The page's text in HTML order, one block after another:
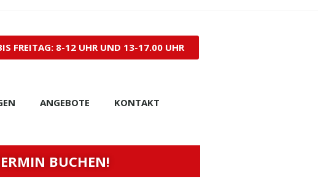
FREITAG: 8-12 UHR UND 13-17.00 UHR
ANGEBOTE KONTAKT
BUCHEN!